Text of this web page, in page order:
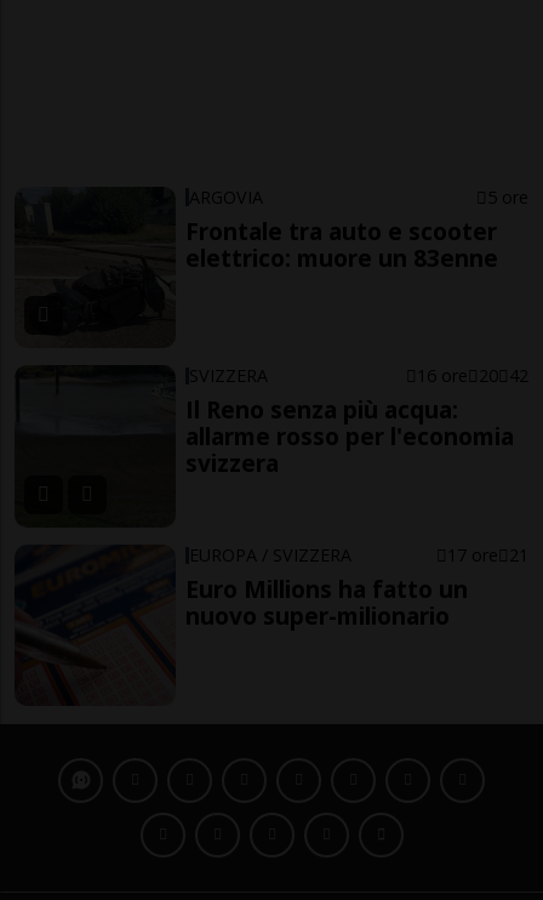
ARGOVIA 5 ore
Frontale tra auto e scooter
elettrico: muore un 83enne
SVIZZERA 16 ore 20 42
Il Reno senza più acqua:
allarme rosso per l'economia
svizzera
EUROPA / SVIZZERA 17 ore 21
Euro Millions ha fatto un
nuovo super-milionario